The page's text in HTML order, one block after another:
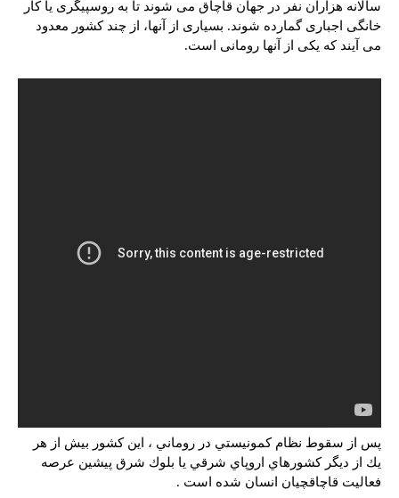
سالانه هزاران نفر در جهان قاچاق می شوند تا به روسپیگری یا کار
خانگی اجباری گمارده شوند. بسیاری از آنها، از چند کشور معدود
می آیند که یکی از آنها رومانی است.
پس از سقوط نظام كمونيستي در روماني ، اين كشور بيش از هر
يك از ديگر كشورهاي اروپاي شرقي يا بلوك شرق پيشين عرصه
فعاليت قاچاقچيان انسان شده است .